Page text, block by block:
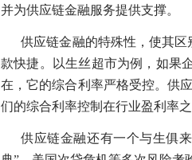
并为供应链金融服务提供支撑。
供应链金融的特殊性，使其
款快捷。以生丝超市为例，如果
在，它的综合利率严格受控。供
们的综合利率控制在行业盈利率
供应链金融还有一个与生俱